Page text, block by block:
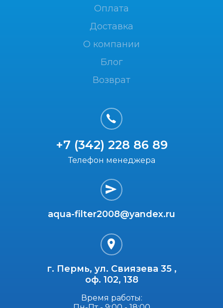
+7 (342) 228 86 89
aqua-filter2008@yandex.ru
г. Пермь, ул. Свиязева 35 ,
оф. 102, 138
Телефон менеджера
Время работы:
Оплата
Доставка
О компании
Блог
Возврат